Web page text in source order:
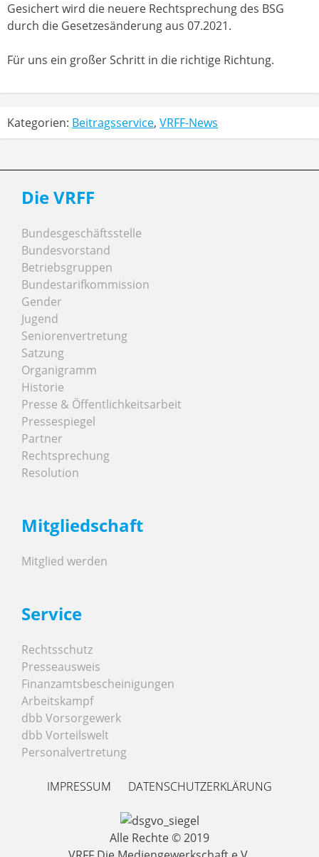
Gesichert wird die neuere Rechtsprechung des BSG
durch die Gesetzesänderung aus 07.2021.
Für uns ein großer Schritt in die richtige Richtung.
Kategorien: Beitragsservice, VRFF-News
Die VRFF
Bundesgeschäftsstelle
Bundesvorstand
Betriebsgruppen
Bundestarifkommission
Gender
Jugend
Seniorenvertretung
Satzung
Organigramm
Historie
Presse & Öffentlichkeitsarbeit
Pressespiegel
Partner
Rechtsprechung
Resolution
Mitgliedschaft
Mitglied werden
Service
Rechtsschutz
Presseausweis
Finanzamtsbescheinigungen
Arbeitskampf
dbb Vorsorgewerk
dbb Vorteilswelt
Personalvertretung
IMPRESSUM DATENSCHUTZERKLÄRUNG
Alle Rechte © 2019